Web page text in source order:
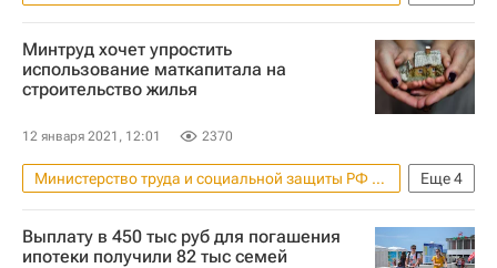
Ипотека
Льготная ипотека
Жилье
Ольга Баталина
Минтруд хочет упростить
использование маткапитала на
строительство жилья
12 января 2021, 12:01 2370
Еще4
Министерство труда и социальной защиты РФ (Минтруд России)
Жилье
Материнский капитал
Строительство
Выплату в 450 тыс руб для погашения
ипотеки получили 82 тыс семей